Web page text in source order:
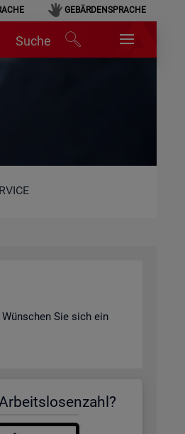
GEBÄRDENSPRACHE
Suche
Sie sich ein